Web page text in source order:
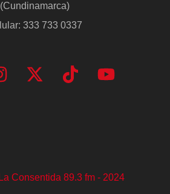
(Cundinamarca)
333 733 0337
Consentida 89.3 fm - 2024